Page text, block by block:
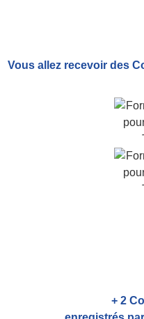
Vous allez recevoir des
+ 2